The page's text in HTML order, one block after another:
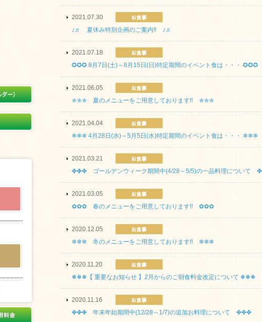
2021.07.30
♪♬ 夏休み特別企画のご案内!! ♪♬
2021.07.18
✪✪✪ 8月7日(土)～8月15日(日)特定期間のイベント食は・・・ ✪✪✪
2021.06.05
✯✯✯ 夏のメニューをご用意しております!! ✯✯✯
2021.04.04
❄❄❄ 4月28日(水)～5月5日(水)特定期間のイベント食は・・・ ❄❄❄
2021.03.21
✤✤✤ ゴールデンウィーク期間中(4/28～5/5)の一品料理について
2021.03.05
✿✿✿ 春のメニューをご用意しております!! ✿✿✿
2020.12.05
❄❄❄ 冬のメニューをご用意しております!! ❄❄❄
2020.11.20
❅❅❅【 重要なお知らせ 】2月からのご朝食料金改定について ❅❅❅
2020.11.16
✤✤✤ 年末年始期間中(12/28～1/7)の追加お料理について ✤✤✤